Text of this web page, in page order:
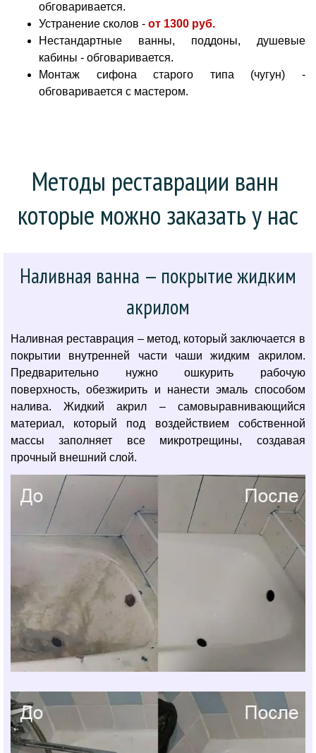
обговаривается.
Устранение сколов - от 1300 руб.
Нестандартные ванны, поддоны, душевые
кабины - обговаривается.
Монтаж сифона старого типа (чугун) -
обговаривается с мастером.
Методы реставрации ванн
которые можно заказать у нас
Наливная ванна — покрытие жидким
акрилом
Наливная реставрация – метод, который заключается в
покрытии внутренней части чаши жидким акрилом.
Предварительно нужно ошкурить рабочую
поверхность, обезжирить и нанести эмаль способом
налива. Жидкий акрил – самовыравнивающийся
материал, который под воздействием собственной
массы заполняет все микротрещины, создавая
прочный внешний слой.